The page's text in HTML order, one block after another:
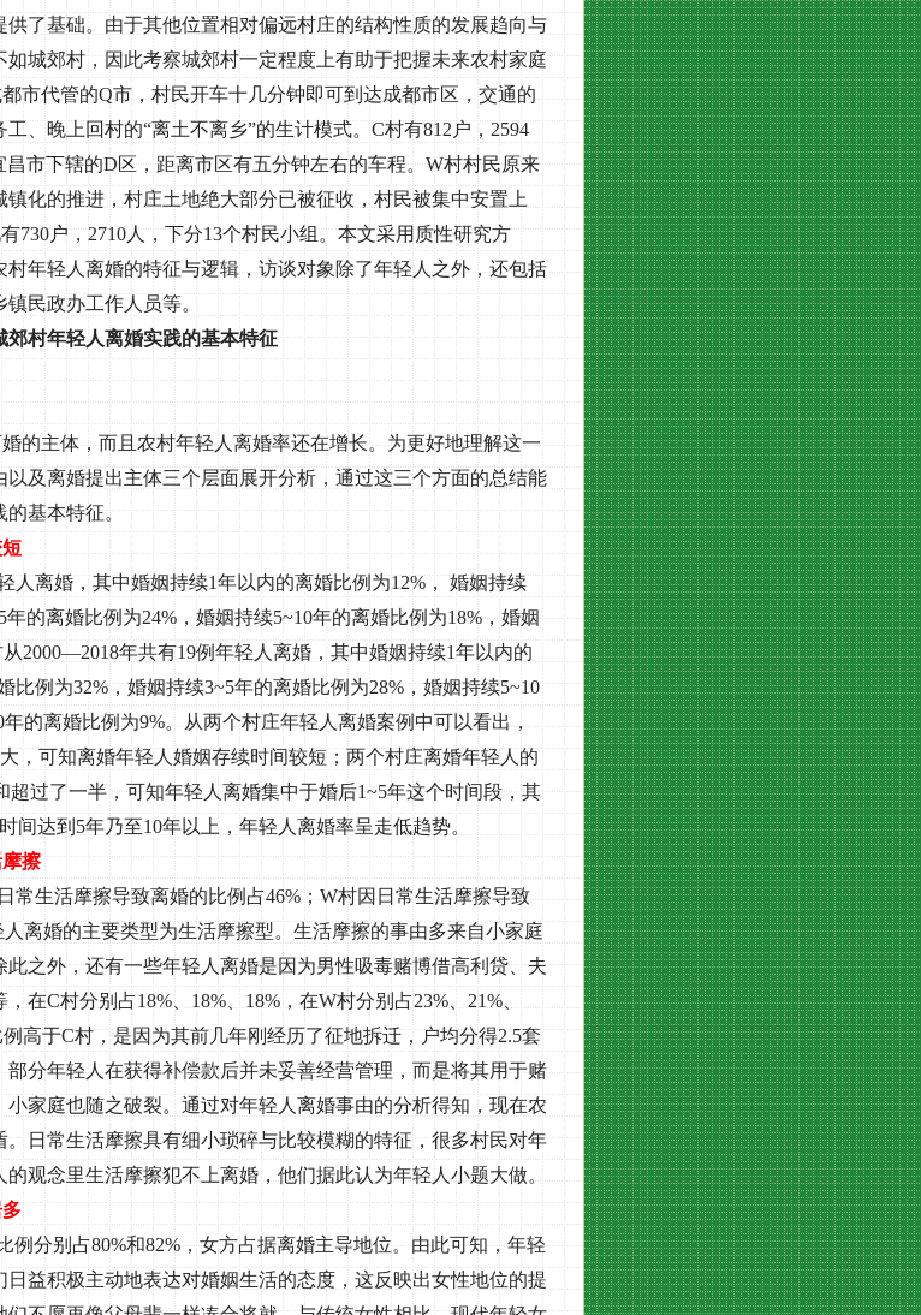
了基础。由于其他位置相对偏远村庄的结构性质的发展趋向与
城郊村，因此考察城郊村一定程度上有助于把握未来农村家庭
市代管的Q市，村民开车十几分钟即可到达成都市区，交通的
、晚上回村的“离土不离乡”的生计模式。C村有812 户， 2594
昌市下辖的D区，距离市区有五分钟左右的车程。W村村民原来
化的推进，村庄土地绝大部分已被征收，村民被集中安置上
730户，2710人，下分13个村民小组。本文采用质性研究方
年轻人离婚的特征与逻辑，访谈对象除了年轻人之外，还包括
民政办工作人员等。
郊村年轻人离婚实践的基本特征
的主体，而且农村年轻人离婚率还在增长。为更好地理解这一
及离婚提出主体三个层面展开分析，通过这三个方面的总结能
的基本特征。
人离婚，其中婚姻持续1年以内的离婚比例为12%， 婚姻持续
年的离婚比例为24%，婚姻持续5~10年的离婚比例为18%，婚姻
2000—2018年共有19例年轻人离婚，其中婚姻持续1年以内的
比例为32%，婚姻持续3~5年的离婚比例为28%，婚姻持续5~10
年的离婚比例为9%。从两个村庄年轻人离婚案例中可以看出，
，可知离婚年轻人婚姻存续时间较短；两个村庄离婚年轻人的
超过了一半，可知年轻人离婚集中于婚后1~5年这个时间段，其
间达到 5年乃至10年以上，年轻人离婚率呈走低趋势。
擦
常生活摩擦导致离婚的比例占46%；W村因日常生活摩擦导致
人离婚的主要类型为生活摩擦型。生活摩擦的事由多来自小家庭
之外，还有一些年轻人离婚是因为男性吸毒赌博借高利贷、夫
，在C村分别占18%、 18% 、 18%，在W村分别占23% 、 21% 、
高于C村，是因为其前几年刚经历了征地拆迁，户均分得2.5套
分年轻人在获得补偿款后并未妥善经营管理，而是将其用于赌
家庭也随之破裂。通过对年轻人离婚事由的分析得知，现在农
日常生活摩擦具有细小琐碎与比较模糊的特征，很多村民对年
观念里生活摩擦犯不上离婚，他们据此认为年轻人小题大做。
例分别占80%和82%，女方占据离婚主导地位。由此可知，年轻
益积极主动地表达对婚姻生活的态度，这反映出女性地位的提